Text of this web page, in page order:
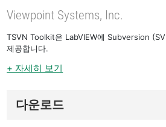
Viewpoint Systems, Inc.
TSVN Toolkit은 LabVIEW에 Subversion
제공합니다.
+ 자세히 보기
다운로드